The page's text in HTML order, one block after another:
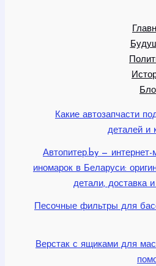
Какие автозапчасти
деталей и
Автопитер.by — интернет-
иномарок в Беларуси:
детали, доставка
Песочные фильтры для
Верстак с ящиками для